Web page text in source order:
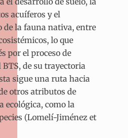
acuíferos y el
de la fauna nativa, entre
lo que
por el proceso de
de su trayectoria
sigue una ruta hacia
otros atributos de
ecológica, como la
(Lomelí-Jiménez et